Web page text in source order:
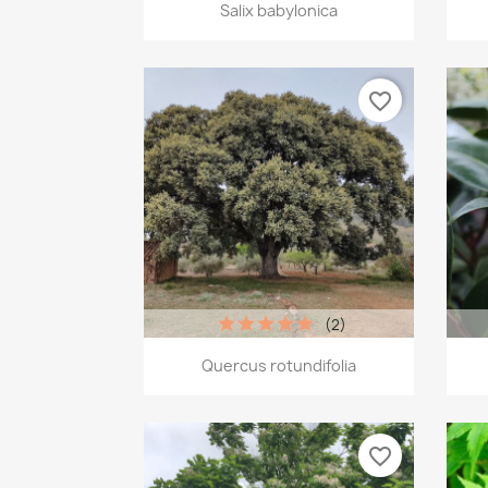

Salix babylonica
Aperçu rapide
Quercus rotundifolia
(2)
favorite_border
favorite_border